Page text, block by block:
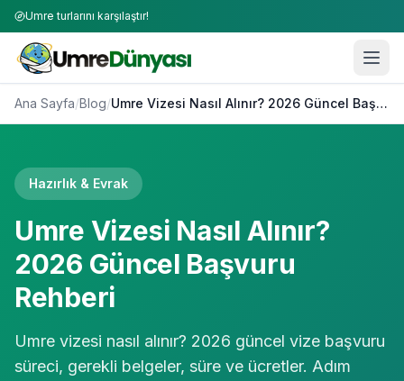
Umre turlarını karşılaştır!
Ana Sayfa/Blog/ Umre Vizesi Nasıl Alınır? 2026 Güncel Başvuru Rehberi
Hazırlık & Evrak
Umre Vizesi Nasıl Alınır?
2026 Güncel Başvuru
Rehberi
Umre vizesi nasıl alınır? 2026 güncel vize başvuru
süreci, gerekli belgeler, süre ve ücretler. Adım